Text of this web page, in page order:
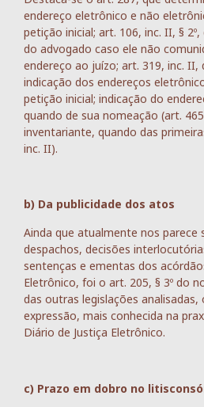
endereço eletrônico e não
petição inicial; art. 106, inc. II, §
do advogado caso ele não
endereço ao juízo; art. 319, inc. II,
indicação dos endereços
petição inicial; indicação do
quando de sua nomeação (art.
inventariante, quando das
inc. II).
b) Da publicidade dos atos
Ainda que atualmente nos parece
despachos, decisões
sentenças e ementas dos
Eletrônico, foi o art. 205, § 3º do
das outras legislações
expressão, mais conhecida na
Diário de Justiça Eletrônico.
c) Prazo em dobro no